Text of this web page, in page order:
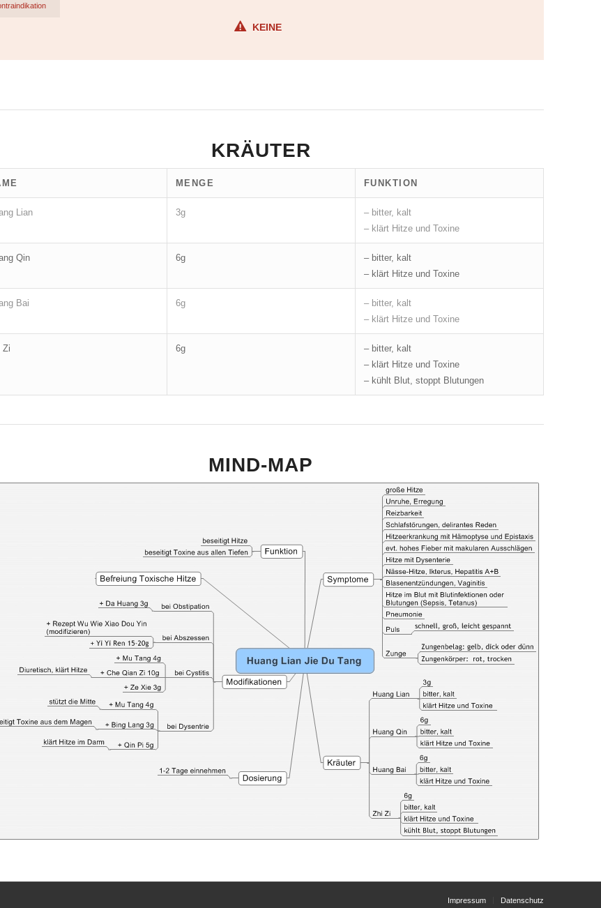
KEINE
KRÄUTER
MENGE FUNKTION
Lian 3g
– bitter, kalt
– klärt Hitze und Toxine
Qin 6g
– bitter, kalt
– klärt Hitze und Toxine
Bai 6g
– bitter, kalt
– klärt Hitze und Toxine
Zi 6g
– bitter, kalt
– klärt Hitze und Toxine
– kühlt Blut, stoppt Blutungen
MIND-MAP
Impressum Datenschutz